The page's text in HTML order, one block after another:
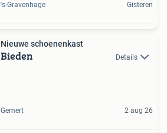
's-Gravenhage Gisteren
Nieuwe schoenenkast
Bieden Details
Gemert 2 aug 26